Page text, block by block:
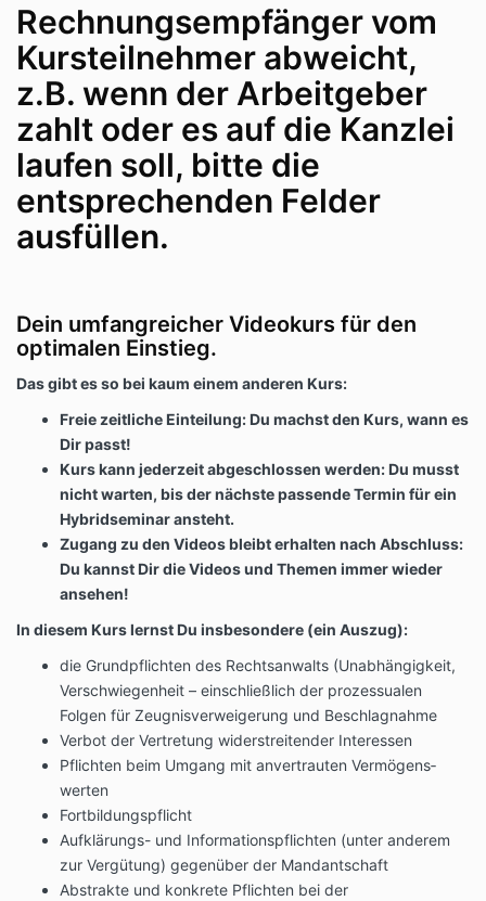
Rechnungsempfänger vom
Kursteilnehmer abweicht,
z.B. wenn der Arbeitgeber
zahlt oder es auf die Kanzlei
laufen soll, bitte die
entsprechenden Felder
ausfüllen.
Dein umfangreicher Videokurs für den
optimalen Einstieg.
Das gibt es so bei kaum einem anderen Kurs:
Freie zeitliche Einteilung: Du machst den Kurs, wann es
Dir passt!
Kurs kann jederzeit abgeschlossen werden: Du musst
nicht warten, bis der nächste passende Termin für ein
Hybridseminar ansteht.
Zugang zu den Videos bleibt erhalten nach Abschluss:
Du kannst Dir die Videos und Themen immer wieder
ansehen!
In diesem Kurs lernst Du insbesondere (ein Auszug):
die Grundpflichten des Rechts­anwalts (Unabhän­gigkeit,
Verschwie­genheit – einschließlich der prozes­sualen
Folgen für Zeugnis­ver­wei­gerung und Beschlagnahme
Verbot der Vertretung widerstrei­tender Interessen
Pflichten beim Umgang mit anvertrauten Vermögens­
werten
Fortbildungspflicht
Aufklärungs- und Informa­ti­ons­pflichten (unter anderem
zur Vergütung) gegenüber der Mandant­schaft
Abstrakte und konkrete Pflichten bei der